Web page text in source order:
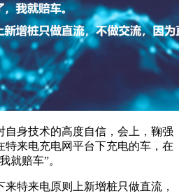
自身技术的高度自信，会上，鞠强
特来电充电网平台下充电的车，在
就赔车”。
来特来电原则上新增桩只做直流，